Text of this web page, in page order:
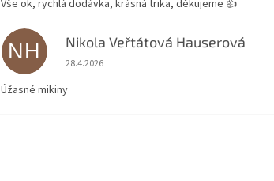
Vše ok, rychlá dodávka, krásná trika, děkujeme 👍
NH Nikola Veřtátová Hauserová
Hodnocení obchodu je 5 z 5 hvězdiček.
28.4.2026
Úžasné mikiny